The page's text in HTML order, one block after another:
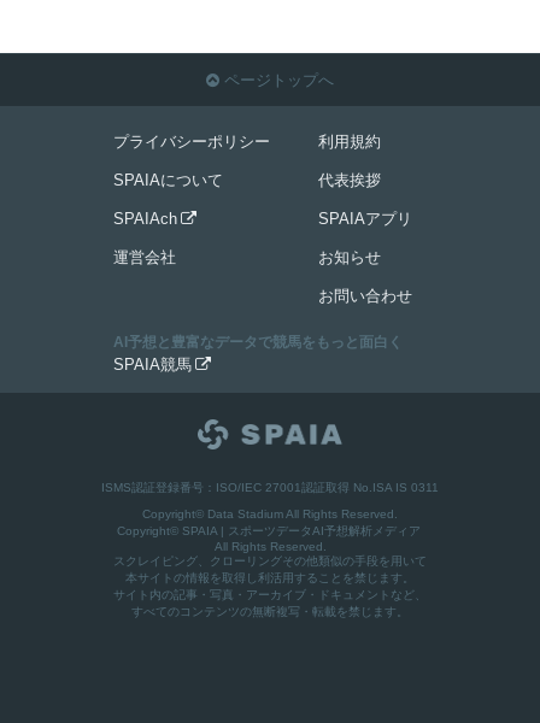
 ページトップへ
プライバシーポリシー
SPAIAについて
SPAIAch 
運営会社
利用規約
代表挨拶
SPAIAアプリ
お知らせ
お問い合わせ
AI予想と豊富なデータで競馬をもっと面白く
SPAIA競馬 
ISMS認証登録番号：ISO/IEC 27001認証取得 No.ISA IS 0311
Copyright© Data Stadium All Rights Reserved.
Copyright© SPAIA | スポーツデータAI予想解析メディア
All Rights Reserved.
スクレイピング、クローリングその他類似の手段を用いて
本サイトの情報を取得し利活用することを禁じます。
サイト内の記事・写真・アーカイブ・ドキュメントなど、
すべてのコンテンツの無断複写・転載を禁じます。